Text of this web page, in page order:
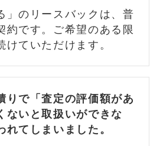
」のリースバックは、普
約です。ご希望のある限
けていただけます。
りで「査定の評価額があ
ないと取扱いができな
れてしまいました。